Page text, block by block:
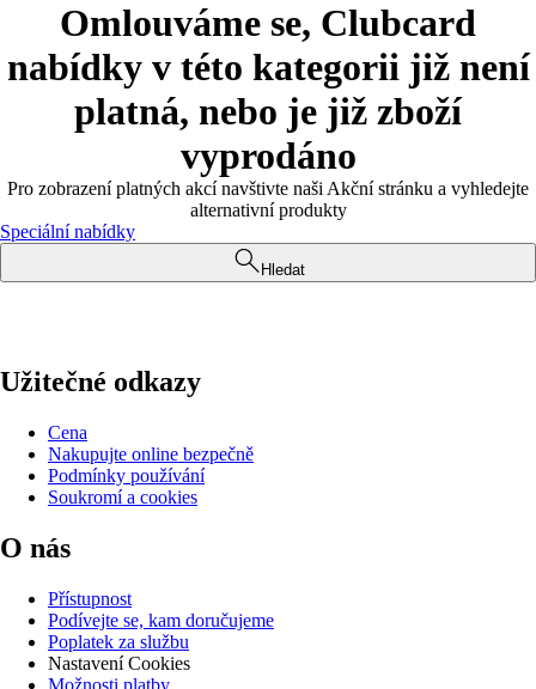
Omlouváme se, Clubcard
nabídky v této kategorii již není
platná, nebo je již zboží
vyprodáno
Pro zobrazení platných akcí navštivte naši Akční stránku a vyhledejte
alternativní produkty
Speciální nabídky
Hledat
Užitečné odkazy
Cena
Nakupujte online bezpečně
Podmínky používání
Soukromí a cookies
O nás
Přístupnost
Podívejte se, kam doručujeme
Poplatek za službu
Nastavení Cookies
Možnosti platby